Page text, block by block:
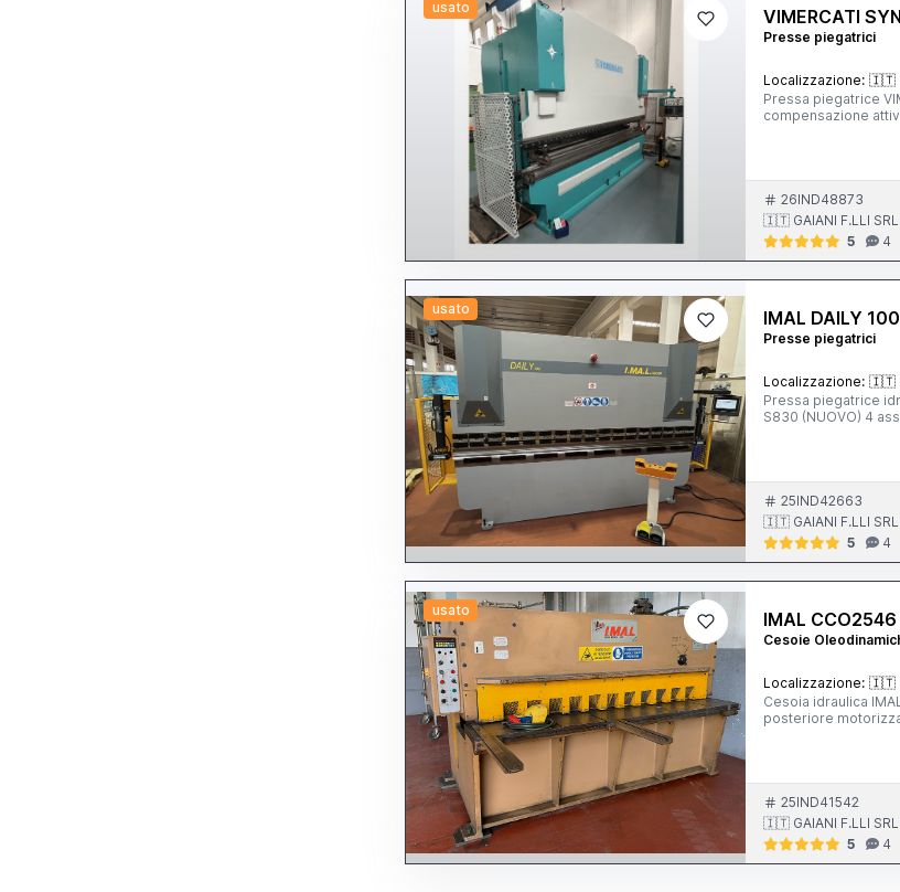
usato VIMERCATI
Presse piegatrici
Localizzazione: 🇮🇹
Pressa piegatrice
compensazione
26IND48873
🇮🇹 GAIANI F.LLI SRL
5
4
usato IMAL DAILY
Presse piegatrici
Localizzazione: 🇮🇹
Pressa piegatrice
S830 (NUOVO) 4
25IND42663
🇮🇹 GAIANI F.LLI SRL
5
4
usato IMAL CCO2546
Cesoie
Localizzazione: 🇮🇹
Cesoia idraulica
posteriore
25IND41542
🇮🇹 GAIANI F.LLI SRL
5
4